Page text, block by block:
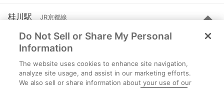
桂川駅 JR京都線
京都市南区久世高田町6-7
このページの店舗から 1.8 km
ルート
を見る
西京極駅 阪急京都本線
京都市右京区西京極西池田町２
Do Not Sell or Share My Personal
Information
The website uses cookies to enhance site navigation,
analyze site usage, and assist in our marketing efforts.
We also sell or share information about your use of our